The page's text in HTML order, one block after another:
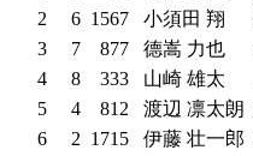
2
6 1567 小須田 翔
3
7 877 德嵩 力也
4
8 333 山崎 雄太
5
4 812 渡辺 凛太朗
6
2 1715 伊藤 壮一郎